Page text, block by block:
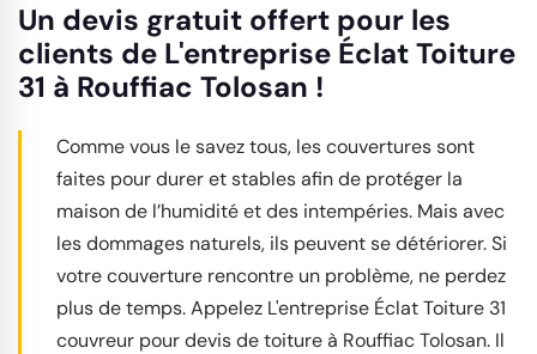
Un devis gratuit offert pour les
clients de L'entreprise Éclat Toiture
31 à Rouffiac Tolosan !
Comme vous le savez tous, les couvertures sont
faites pour durer et stables afin de protéger la
maison de l’humidité et des intempéries. Mais avec
les dommages naturels, ils peuvent se détériorer. Si
votre couverture rencontre un problème, ne perdez
plus de temps. Appelez L'entreprise Éclat Toiture 31
couvreur pour devis de toiture à Rouffiac Tolosan. Il